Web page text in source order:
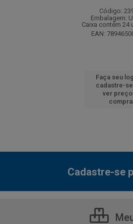
Código:
Embalagem:
Caixa contém 24
EAN:
Faça seu
cadastre-
ver
Cadastre-se